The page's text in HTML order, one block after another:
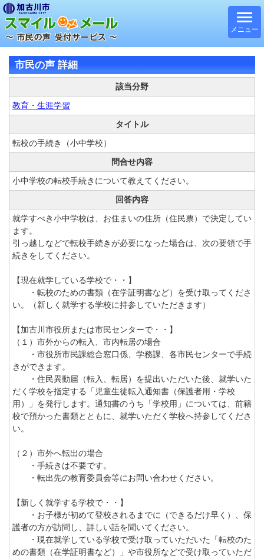
メニュー
市民の声 詳細
該当分野
教育・生涯学習
タイトル
転校の手続き（小中学校）
問合せ内容
小中学校の転校手続きについて教えてください。
回答内容
就学すべき小中学校は、お住まいの住所（住民票）で決定してい
ます。
引っ越しなどで転校手続きが必要になった場合は、次の要領で手
続きをしてください。
【現在就学している学校で・・】
・転校のための書類（在学証明書など）を受け取ってくださ
い。（新しく就学する学校に持参していただきます）
【加古川市役所または市民センターで・・】
（１）市外からの転入、市内転居の場合
・市役所市民課総合窓口係、学務課、各市民センターで手続
きができます。
・住民異動届（転入、転居）を提出いただいた後、就学いた
だく学校を指定する「児童生徒転入通知書（保護者用・学校
用）」を発行します。通知書のうち「学校用」については、前籍
校で預かった書類とともに、就学いただく学校へ持参してくださ
い。
（２）市外へ転出の場合
・手続きは不要です。
・転出先の教育委員会等にお問い合わせください。
【新しく就学する学校で・・】
・お子様が初めて登校されるまでに（できるだけ早く）、保
護者の方が訪問し、詳しい話を聞いてください。
・現在就学している学校で受け取っていただいた「転校のた
めの書類（在学証明書など）」や市役所などで受け取っていただ